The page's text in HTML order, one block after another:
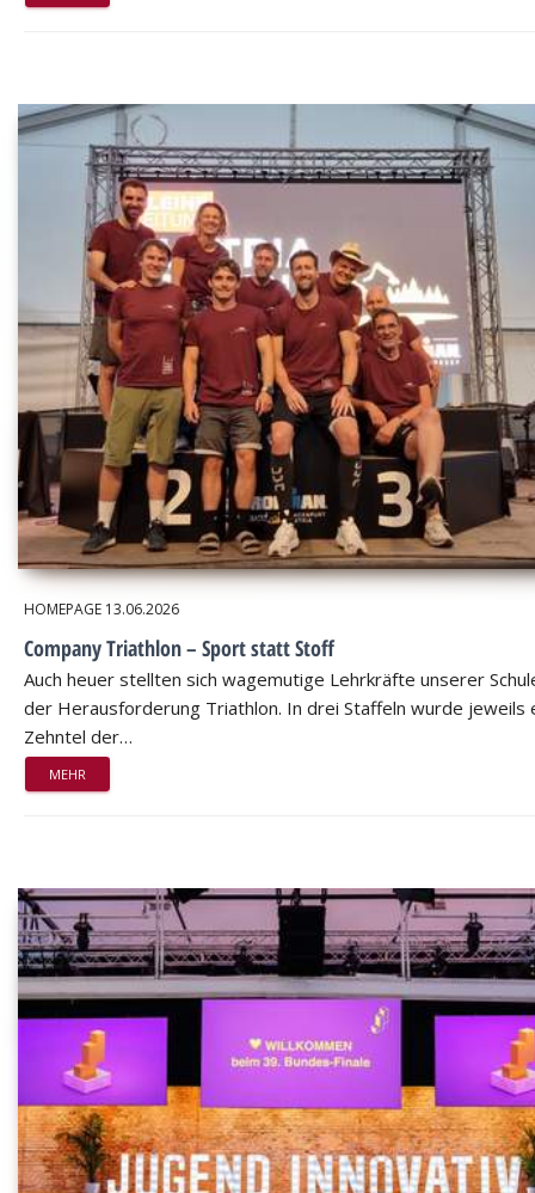
HOMEPAGE 13.06.2026
Company Triathlon – Sport statt Stoff
Auch heuer stellten sich wagemutige Lehrkräfte unserer
der Herausforderung Triathlon. In drei Staffeln wurde jeweils
Zehntel der…
MEHR